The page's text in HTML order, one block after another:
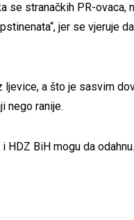
se stranačkih PR-ovaca,
jer se vjeruje
ljevice, a što je sasvim
nego ranije.
HDZ BiH mogu da odahnu.